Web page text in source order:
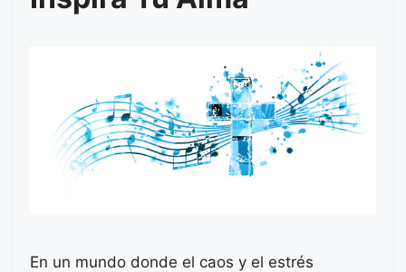
En un mundo donde el caos y el estrés